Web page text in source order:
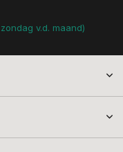
v.d. maand)